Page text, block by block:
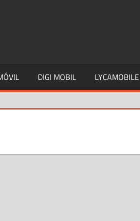
DIGI MOBIL LYCAMOBILE